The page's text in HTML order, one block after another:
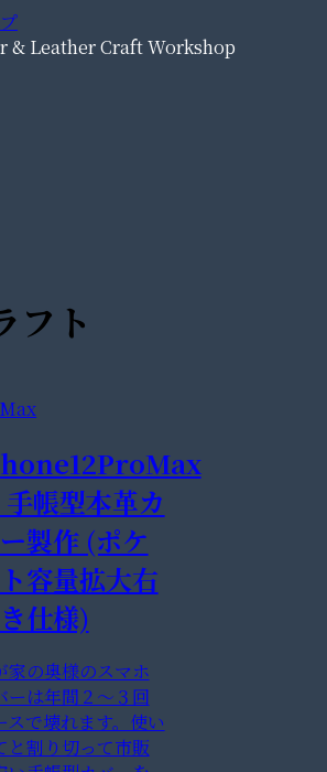
& Leather Craft Workshop
フト
手帳型本革カ
製作 (ポケ
容量拡大右
仕様)
家の奥様のスマホ
ーは年間２〜３回
スで壊れます。使い
と割り切って市販